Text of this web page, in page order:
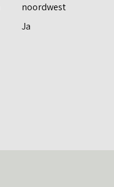
noordwest
Ja